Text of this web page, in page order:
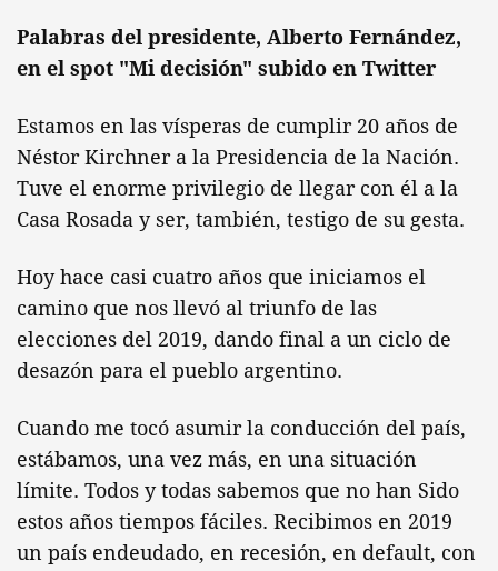
Palabras del presidente, Alberto Fernández,
en el spot "Mi decisión" subido en Twitter
Estamos en las vísperas de cumplir 20 años de
Néstor Kirchner a la Presidencia de la Nación.
Tuve el enorme privilegio de llegar con él a la
Casa Rosada y ser, también, testigo de su gesta.
Hoy hace casi cuatro años que iniciamos el
camino que nos llevó al triunfo de las
elecciones del 2019, dando final a un ciclo de
desazón para el pueblo argentino.
Cuando me tocó asumir la conducción del país,
estábamos, una vez más, en una situación
límite. Todos y todas sabemos que no han Sido
estos años tiempos fáciles. Recibimos en 2019
un país endeudado, en recesión, en default, con